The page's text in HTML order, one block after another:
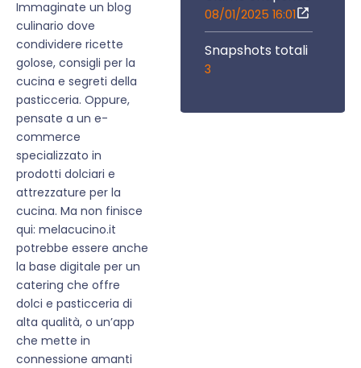
Immaginate un blog
culinario dove
condividere ricette
golose, consigli per la
cucina e segreti della
pasticceria. Oppure,
pensate a un e-
commerce
specializzato in
prodotti dolciari e
attrezzature per la
cucina. Ma non finisce
qui: melacucino.it
potrebbe essere anche
la base digitale per un
catering che offre
dolci e pasticceria di
alta qualità, o un’app
che mette in
connessione amanti
08/01/2025 16:01
Snapshots totali
3